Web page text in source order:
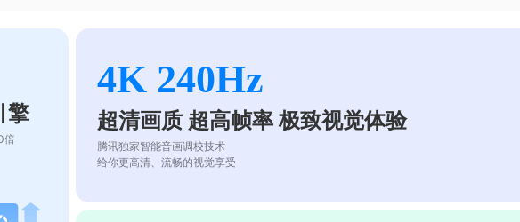
擎
倍
4K 240Hz
超清画质 超高帧率 极致视觉体验
腾讯独家智能音画调校技术
给你更高清、流畅的视觉享受